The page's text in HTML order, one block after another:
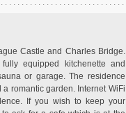
Castle and Charles Bridge.
equipped kitchenette and
or garage. The residence
romantic garden. Internet WiFi
If you wish to keep your